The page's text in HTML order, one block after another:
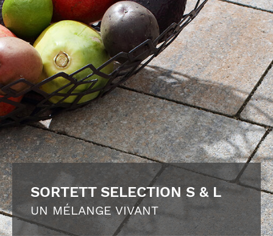
SORTETT SELECTION L
INDIVIDUEL: NUANZA
SORTETT SELECTION S & L
UN MÉLANGE VIVANT
VELUTO
DOUX COMME LA SOIE
BEST
SELLER
SORTETT
SELECTION S, L & XL
COMBINAISON
SOPHISTIQUÉE